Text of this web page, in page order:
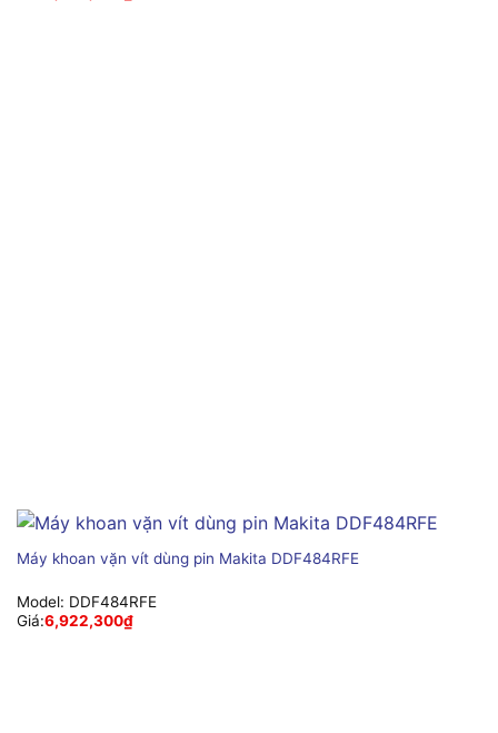
Máy khoan vặn vít dùng pin Makita DDF484RFE
Model: DDF484RFE
Giá:6,922,300₫